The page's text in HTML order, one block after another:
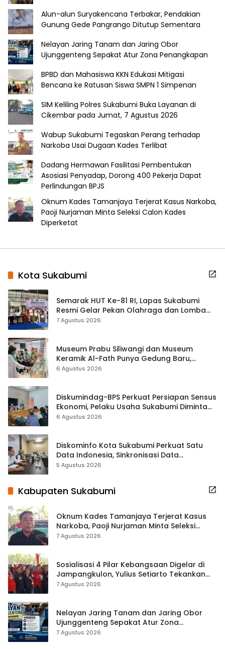
Alun-alun Suryakencana Terbakar, Pendakian
Gunung Gede Pangrango Ditutup Sementara
Nelayan Jaring Tanam dan Jaring Obor
Ujunggenteng Sepakat Atur Zona Penangkapan
BPBD dan Mahasiswa KKN Edukasi Mitigasi
Bencana ke Ratusan Siswa SMPN 1 Simpenan
SIM Keliling Polres Sukabumi Buka Layanan di
Cikembar pada Jumat, 7 Agustus 2026
Wabup Sukabumi Tegaskan Perang terhadap
Narkoba Usai Dugaan Kades Terlibat
Dadang Hermawan Fasilitasi Pembentukan
Asosiasi Penyadap, Dorong 400 Pekerja Dapat
Perlindungan BPJS
Oknum Kades Tamanjaya Terjerat Kasus Narkoba,
Paoji Nurjaman Minta Seleksi Calon Kades
Diperketat
Kota Sukabumi
Semarak HUT Ke-81 RI, Lapas Sukabumi
Resmi Gelar Pekan Olahraga dan Lomba
Tradisional
7 Agustus 2026
Museum Prabu Siliwangi dan Museum
Keramik Al-Fath Punya Gedung Baru,
Hampir 500 Koleksi Dipisahkan
6 Agustus 2026
Diskumindag-BPS Perkuat Persiapan Sensus
Ekonomi, Pelaku Usaha Sukabumi Diminta
Terbuka Beri Data
6 Agustus 2026
Diskominfo Kota Sukabumi Perkuat Satu
Data Indonesia, Sinkronisasi Data
Kewilayahan Dikebut
5 Agustus 2026
Kabupaten Sukabumi
Oknum Kades Tamanjaya Terjerat Kasus
Narkoba, Paoji Nurjaman Minta Seleksi
Calon Kades Diperketat
7 Agustus 2026
Sosialisasi 4 Pilar Kebangsaan Digelar di
Jampangkulon, Yulius Setiarto Tekankan
Pentingnya Persatuan
7 Agustus 2026
Nelayan Jaring Tanam dan Jaring Obor
Ujunggenteng Sepakat Atur Zona
Penangkapan
7 Agustus 2026